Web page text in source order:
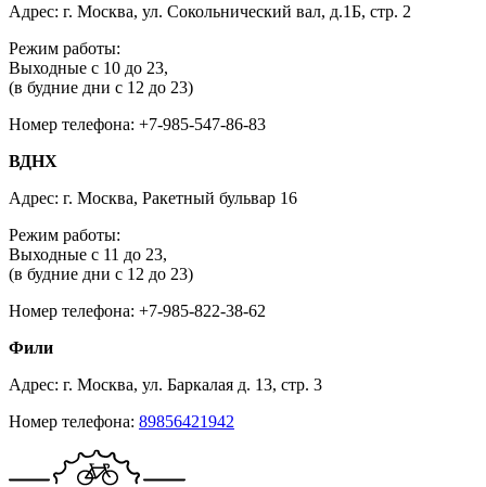
Адрес: г. Москва, ул. Сокольнический вал, д.1Б, стр. 2
Режим работы:
Выходные с 10 до 23,
(в будние дни с 12 до 23)
Номер телефона: +7-985-547-86-83
ВДНХ
Адрес: г. Москва, Ракетный бульвар 16
Режим работы:
Выходные с 11 до 23,
(в будние дни с 12 до 23)
Номер телефона: +7-985-822-38-62
Фили
Адрес: г. Москва, ул. Баркалая д. 13, стр. 3
Номер телефона: 89856421942